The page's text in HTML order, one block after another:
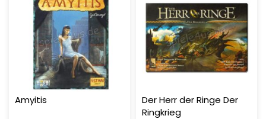
Amyitis
Der Herr der Ringe Der
Ringkrieg